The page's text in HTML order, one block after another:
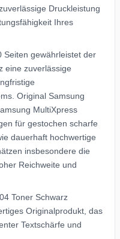
Druckleistung
Ihres
Seiten gewährleistet der
eine zuverlässige
Original Samsung
MultiXpress
für gestochen scharfe
dauerhaft hochwertige
insbesondere die
Reichweite und
Toner Schwarz
Originalprodukt, das
Textschärfe und